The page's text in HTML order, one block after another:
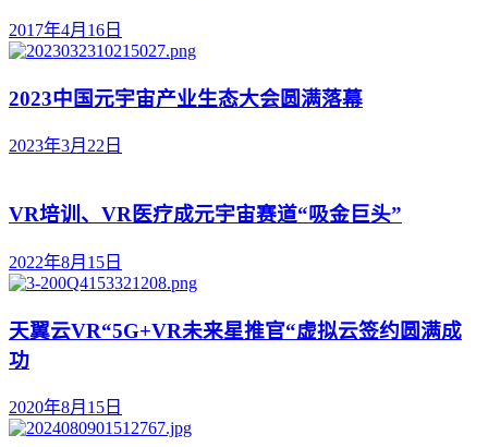
2017年4月16日
2023中国元宇宙产业生态大会圆满落幕
2023年3月22日
VR培训、VR医疗成元宇宙赛道“吸金巨头”
2022年8月15日
天翼云VR“5G+VR未来星推官“虚拟云签约圆满成
功
2020年8月15日